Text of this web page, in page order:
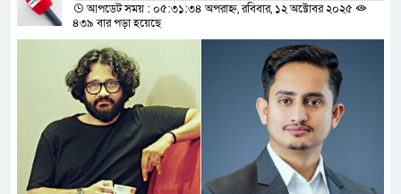
আপডেট সময় : ০৫:৩১:৩৪ অপরাহ্ন, রবিবার, ১২ অক্টোবর ২০২৫
৪৩৯ বার পড়া হয়েছে